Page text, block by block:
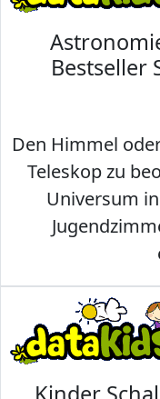
Bestseller
Den Himmel
Teleskop zu
Universum